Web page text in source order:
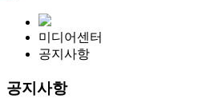
미디어센터
공지사항
공지사항